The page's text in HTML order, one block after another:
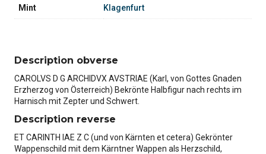
Mint Klagenfurt
Description obverse
CAROLVS D G ARCHIDVX AVSTRIAE (Karl, von Gottes Gnaden
Erzherzog von Österreich) Bekrönte Halbfigur nach rechts im
Harnisch mit Zepter und Schwert.
Description reverse
ET CARINTH IAE Z C (und von Kärnten et cetera) Gekrönter
Wappenschild mit dem Kärntner Wappen als Herzschild,